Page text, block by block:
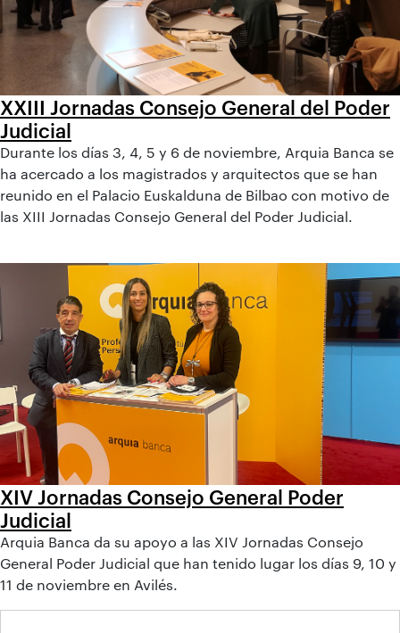
XXIII Jornadas Consejo General del Poder
Judicial
Durante los días 3, 4, 5 y 6 de noviembre, Arquia Banca se
ha acercado a los magistrados y arquitectos que se han
reunido en el Palacio Euskalduna de Bilbao con motivo de
las XIII Jornadas Consejo General del Poder Judicial.
XIV Jornadas Consejo General Poder
Judicial
Arquia Banca da su apoyo a las XIV Jornadas Consejo
General Poder Judicial que han tenido lugar los días 9, 10 y
11 de noviembre en Avilés.